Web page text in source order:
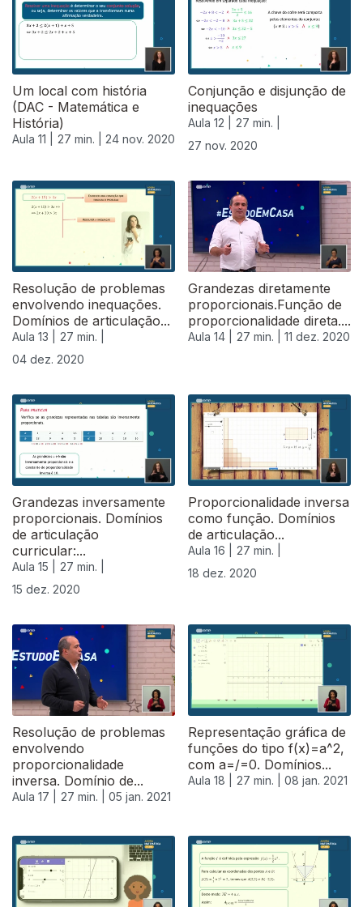
Um local com história
(DAC - Matemática e
História)
Aula 11 | 27 min. | 24 nov. 2020
Conjunção e disjunção de
inequações
Aula 12 |
27 min. |
27 nov. 2020
Resolução de problemas
envolvendo inequações.
Domínios de articulação...
Aula 13 |
27 min. |
04 dez. 2020
Grandezas diretamente
proporcionais.Função de
proporcionalidade direta....
Aula 14 | 27 min. | 11 dez. 2020
Grandezas inversamente
proporcionais. Domínios
de articulação
curricular:...
Aula 15 |
27 min. |
15 dez. 2020
Proporcionalidade inversa
como função. Domínios
de articulação...
Aula 16 |
27 min. |
18 dez. 2020
Resolução de problemas
envolvendo
proporcionalidade
inversa. Domínio de...
Aula 17 | 27 min. | 05 jan. 2021
Representação gráfica de
funções do tipo f(x)=a^2,
com a=/=0. Domínios...
Aula 18 | 27 min. | 08 jan. 2021